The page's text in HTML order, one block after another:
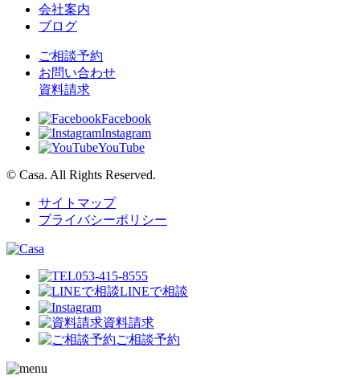
会社案内
ブログ
ご相談予約
お問い合わせ
資料請求
Facebook
Instagram
YouTube
© Casa. All Rights Reserved.
サイトマップ
プライバシーポリシー
053-415-8555
LINEで相談
資料請求
ご相談予約